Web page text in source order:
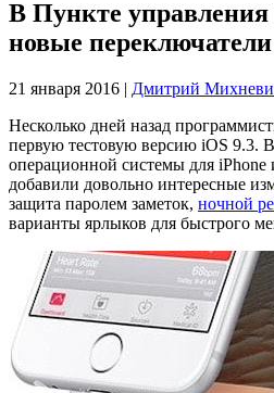
В Пункте управления
новые переключатели
21 января 2016 | Дмитрий
Несколько дней назад
первую тестовую версию iOS 9.3.
операционной системы для iPhone
добавили довольно интересные
защита паролем заметок, ночной
варианты ярлыков для быстрого